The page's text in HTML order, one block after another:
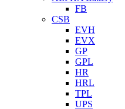
FB
CSB
EVH
EVX
GP
GPL
HR
HRL
TPL
UPS